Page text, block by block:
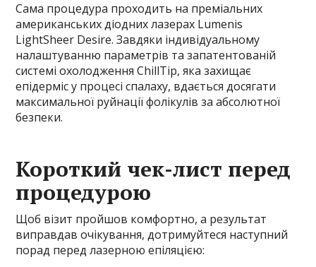
Сама процедура проходить на преміальних
американських діодних лазерах Lumenis
LightSheer Desire. Завдяки індивідуальному
налаштуванню параметрів та запатентованій
системі охолодження ChillTip, яка захищає
епідерміс у процесі спалаху, вдається досягати
максимальної руйнації фолікулів за абсолютної
безпеки.
Короткий чек-лист перед
процедурою
Щоб візит пройшов комфортно, а результат
виправдав очікування, дотримуйтеся наступний
порад перед лазерною епіляцією: